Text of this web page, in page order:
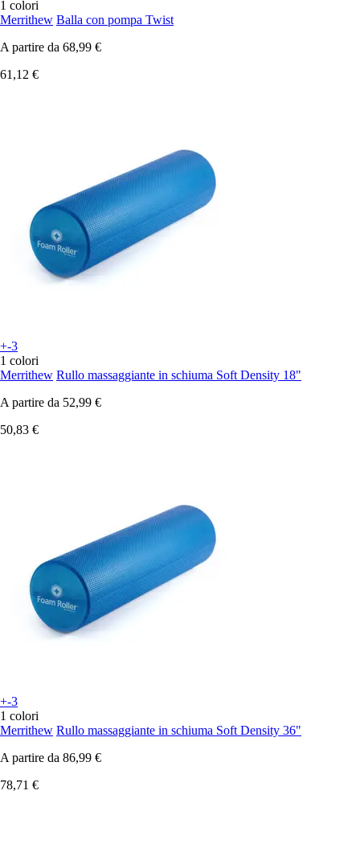
1 colori
Merrithew Balla con pompa Twist
A partire da 68,99 €
61,12 €
+-3
1 colori
Merrithew Rullo massaggiante in schiuma Soft Density 18"
A partire da 52,99 €
50,83 €
+-3
1 colori
Merrithew Rullo massaggiante in schiuma Soft Density 36"
A partire da 86,99 €
78,71 €